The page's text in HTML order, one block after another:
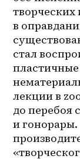
в
стал
лекции в
до перебоя
и